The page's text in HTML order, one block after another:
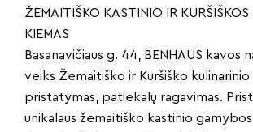
ŽEMAITIŠKO KASTINIO IR KURŠIŠKOS
KIEMAS
Basanavičiaus g. 44, BENHAUS kavos
veiks Žemaitiško ir Kuršiško
pristatymas, patiekalų ragavimas.
unikalaus žemaitiško kastinio